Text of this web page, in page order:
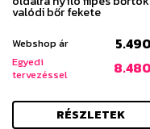
valódi bőr fekete
Webshop ár
Egyedi
tervezéssel
RÉSZLETEK